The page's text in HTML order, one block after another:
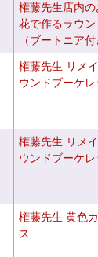
権藤先生店内
花で作るラウン
（ブートニア付
権藤先生 リメ
ウンドブーケレ
権藤先生 リメ
ウンドブーケレ
権藤先生 黄色
ス